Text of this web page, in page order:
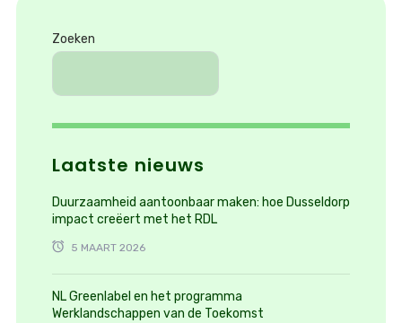
Zoeken
Laatste nieuws
Duurzaamheid aantoonbaar maken: hoe Dusseldorp
impact creëert met het RDL
5 MAART 2026
NL Greenlabel en het programma
Werklandschappen van de Toekomst